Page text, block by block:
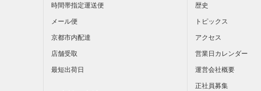
時間帯指定運送便
メール便
京都市内配達
店舗受取
最短出荷日
歴史
トピックス
アクセス
営業日カレンダー
運営会社概要
正社員募集